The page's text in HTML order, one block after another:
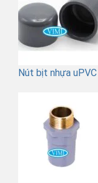
Nút bịt nhựa